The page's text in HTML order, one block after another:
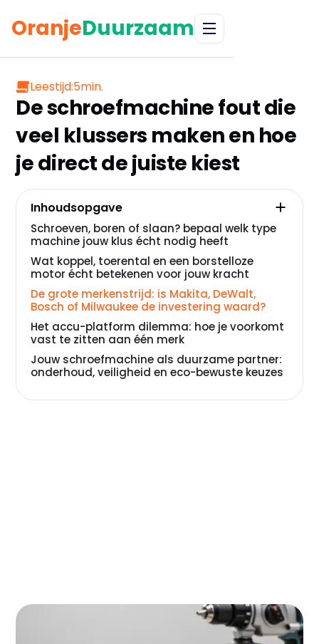
OranjeDuurzaam
Leestijd:5min.
De schroefmachine fout die
veel klussers maken en hoe
je direct de juiste kiest
Inhoudsopgave
Schroeven, boren of slaan? bepaal welk type
machine jouw klus écht nodig heeft
Wat koppel, toerental en een borstelloze
motor écht betekenen voor jouw kracht
De grote merkenstrijd: is Makita, DeWalt,
Bosch of Milwaukee de investering waard?
Het accu-platform dilemma: hoe je voorkomt
vast te zitten aan één merk
Jouw schroefmachine als duurzame partner:
onderhoud, veiligheid en eco-bewuste keuzes